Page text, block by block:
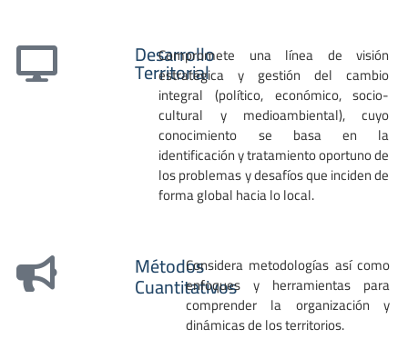
Desarrollo
Territorial
Compromete una línea de visión
estratégica y gestión del cambio
integral (político, económico, socio-
cultural y medioambiental), cuyo
conocimiento se basa en la
identificación y tratamiento oportuno de
los problemas y desafíos que inciden de
forma global hacia lo local.
Métodos
Cuantitativos
Considera metodologías así como
enfoques y herramientas para
comprender la organización y
dinámicas de los territorios.